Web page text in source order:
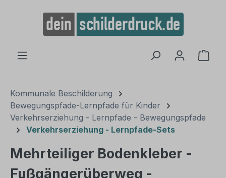
springen
Kommunale Beschilderung
Bewegungspfade-Lernpfade für Kinder
Verkehrserziehung - Lernpfade - Bewegungspfade
Verkehrserziehung - Lernpfade-Sets
Mehrteiliger Bodenkleber -
Fußgängerüberweg -